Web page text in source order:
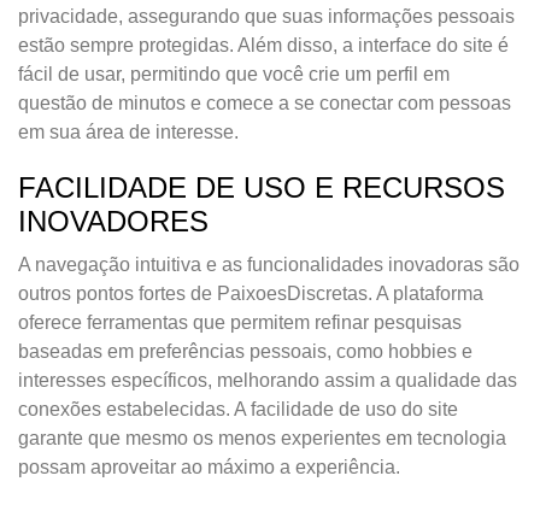
privacidade, assegurando que suas informações pessoais
estão sempre protegidas. Além disso, a interface do site é
fácil de usar, permitindo que você crie um perfil em
questão de minutos e comece a se conectar com pessoas
em sua área de interesse.
FACILIDADE DE USO E RECURSOS
INOVADORES
A navegação intuitiva e as funcionalidades inovadoras são
outros pontos fortes de PaixoesDiscretas. A plataforma
oferece ferramentas que permitem refinar pesquisas
baseadas em preferências pessoais, como hobbies e
interesses específicos, melhorando assim a qualidade das
conexões estabelecidas. A facilidade de uso do site
garante que mesmo os menos experientes em tecnologia
possam aproveitar ao máximo a experiência.